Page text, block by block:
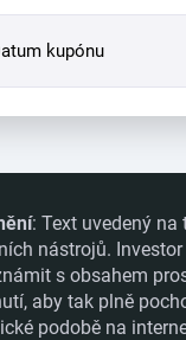
kupónu
: Text uvedený
nástrojů.
s obsahem
aby tak plně
podobě na